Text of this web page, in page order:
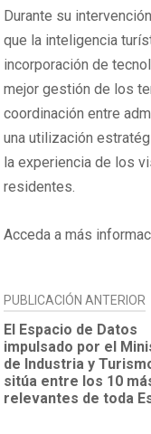
Durante su
que la inteligencia
incorporación de
mejor gestión de los
coordinación entre
una utilización
la experiencia de los
residentes.
Acceda a más
NAVEGACIÓN
DE
ENTRADAS
PUBLICACIÓN ANTERIOR
El Espacio de Datos
impulsado por el
de Industria y
sitúa entre los 10
relevantes de toda